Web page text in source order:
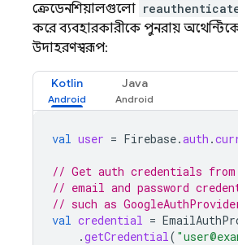
ক্রেডেনশিয়ালগুলো
করে ব্যবহারকারীকে পুনরায়
উদাহরণস্বরূপ:
Kotlin Java
val user = Firebase.auth .
// Get auth credentials from
// email and password
// such as
val credential =
.getCredential(